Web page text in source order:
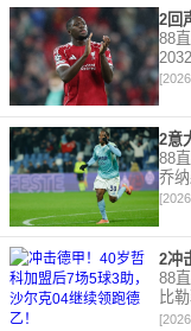
88
的
题
期
88
乔
比
《
出4
88
比
借